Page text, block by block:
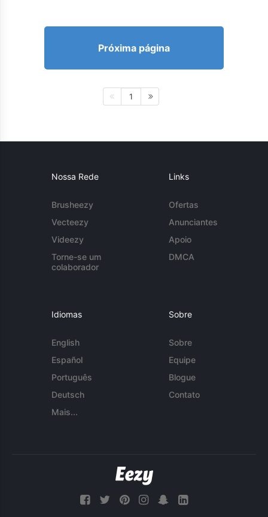
Próxima página
1
Nossa Rede
Brusheezy
Vecteezy
Videezy
Torne-se um
colaborador
Links
Ofertas
Anunciantes
Apoio
DMCA
Idiomas
English
Español
Português
Deutsch
Mais...
Sobre
Sobre
Equipe
Blogue
Contato